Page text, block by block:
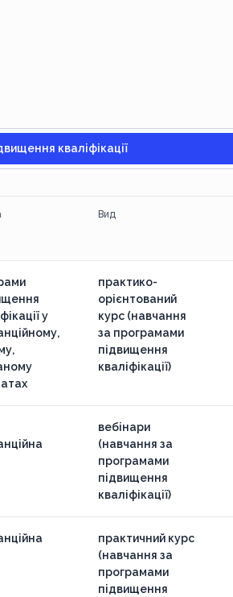
кваліфікації
Вид
у
практико-
орієнтований
курс (навчання
за програмами
підвищення
кваліфікації)
вебінари
(навчання за
програмами
підвищення
кваліфікації)
практичний курс
(навчання за
програмами
підвищення